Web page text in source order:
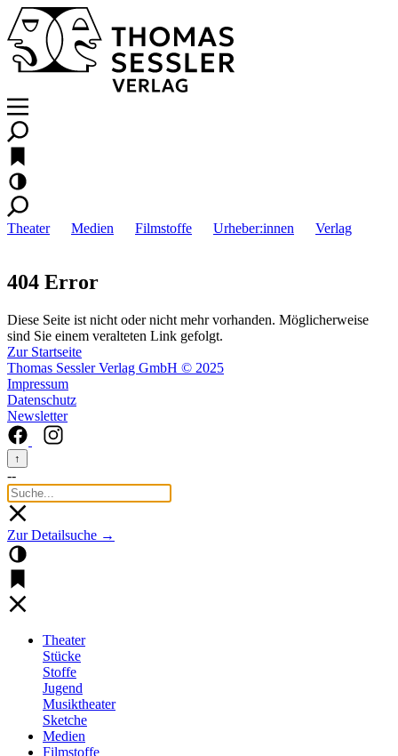
Theater Medien Filmstoffe Urheber:innen Verlag
404 Error
Diese Seite ist nicht oder nicht mehr vorhanden. Möglicherweise
sind Sie einem veralteten Link gefolgt.
Zur Startseite
Thomas Sessler Verlag GmbH © 2025
Impressum
Datenschutz
Newsletter
↑
--
Zur Detailsuche →
Theater
Stücke
Stoffe
Jugend
Musiktheater
Sketche
Medien
Filmstoffe